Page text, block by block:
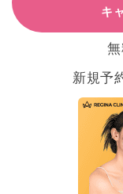
キ
新規予